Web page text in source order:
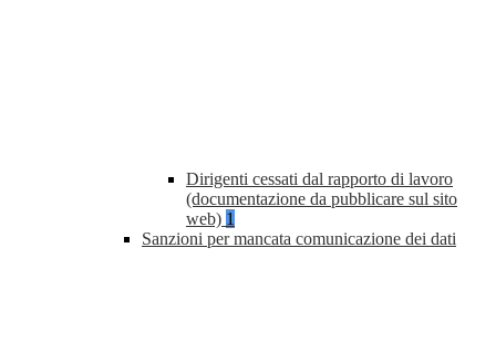
Dirigenti cessati dal rapporto di lavoro
(documentazione da pubblicare sul sito
web) 1
Sanzioni per mancata comunicazione dei dati